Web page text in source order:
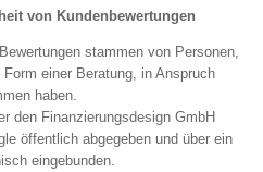
von Kundenbewertungen
stammen von Personen,
einer Beratung, in Anspruch
haben.
den Finanzierungsdesign GmbH
öffentlich abgegeben und über ein
eingebunden.